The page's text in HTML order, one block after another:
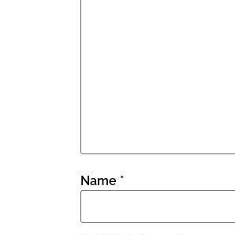
Name *